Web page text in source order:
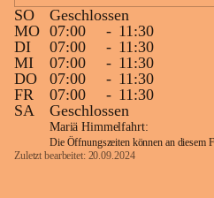
SO
Geschlossen
MO 07:00 - 11:30
DI
07:00 - 11:30
MI
07:00 - 11:30
DO
07:00 - 11:30
FR
07:00 - 11:30
SA
Geschlossen
Mariä Himmelfahrt:
Die Öffnungszeiten können an diesem
Zuletzt bearbeitet: 20.09.2024